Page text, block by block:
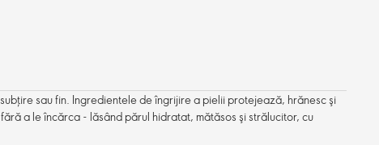
sau fin. Ingredientele de îngrijire a pielii protejează, hrănesc şi
a le încărca - lăsând părul hidratat, mătăsos şi strălucitor, cu